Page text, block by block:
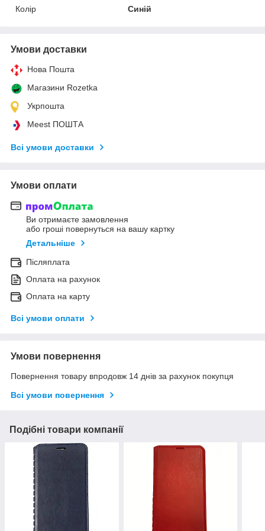
Колір
Синій
Умови доставки
Нова Пошта
Магазини Rozetka
Укрпошта
Meest ПОШТА
Всі умови доставки
Умови оплати
Ви отримаєте замовлення
або гроші повернуться на вашу картку
Детальніше
Післяплата
Оплата на рахунок
Оплата на карту
Всі умови оплати
Умови повернення
Повернення товару впродовж 14 днів за рахунок покупця
Всі умови повернення
Подібні товари компанії